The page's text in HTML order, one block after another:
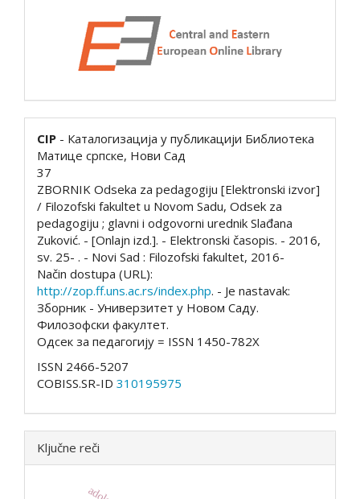
CIP - Каталогизација у публикацији Библиотека
Матице српске, Нови Сад
37
ZBORNIK Odseka za pedagogiju [Elektronski izvor]
/ Filozofski fakultet u Novom Sadu, Odsek za
pedagogiju ; glavni i odgovorni urednik Slađana
Zuković. - [Onlajn izd.]. - Elektronski časopis. - 2016,
sv. 25- . - Novi Sad : Filozofski fakultet, 2016-
Način dostupa (URL):
http://zop.ff.uns.ac.rs/index.php. - Je nastavak:
Зборник - Универзитет у Новом Саду.
Филозофски факултет.
Одсек за педагогију = ISSN 1450-782X
ISSN 2466-5207
COBISS.SR-ID 310195975
Ključne reči